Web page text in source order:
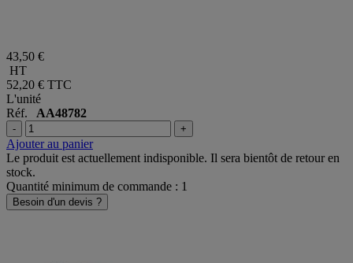
43,50 €
HT
52,20 €
L'unité
Réf.AA48782
- +
Ajouter au panier
Le produit est actuellement indisponible. Il sera bientôt de retour en
stock.
Quantité minimum de commande : 1
Besoin d'un devis ?